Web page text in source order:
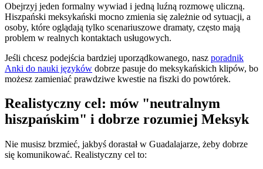
Obejrzyj jeden formalny wywiad i jedną luźną rozmowę uliczną.
Hiszpański meksykański mocno zmienia się zależnie od sytuacji, a
osoby, które oglądają tylko scenariuszowe dramaty, często mają
problem w realnych kontaktach usługowych.
Jeśli chcesz podejścia bardziej uporządkowanego, nasz poradnik
Anki do nauki języków dobrze pasuje do meksykańskich klipów, bo
możesz zamieniać prawdziwe kwestie na fiszki do powtórek.
Realistyczny cel: mów "neutralnym
hiszpańskim" i dobrze rozumiej Meksyk
Nie musisz brzmieć, jakbyś dorastał w Guadalajarze, żeby dobrze
się komunikować. Realistyczny cel to: